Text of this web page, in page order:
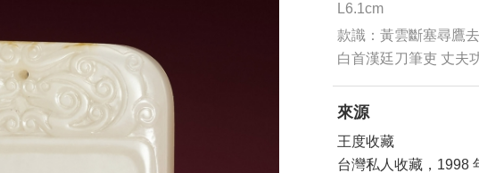
L6.1cm
款識：黃雲斷塞尋鷹
白首漢廷刀筆吏 丈夫
來源
王度收藏
台灣私人收藏，1998